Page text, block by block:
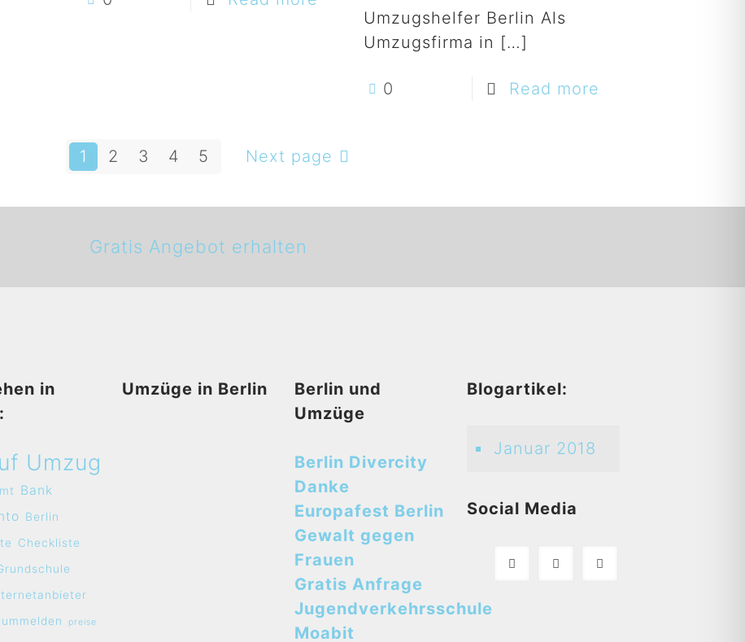
Umzugshelfer Berlin Als
Umzugsfirma in […]
0 Read more
1 2 3 4 5 Next page
Gratis Angebot erhalten
in
Umzug
Bank
Berlin
Checkliste
preise
Umzüge in Berlin
Berlin und
Umzüge
Berlin Divercity
Danke
Europafest Berlin
Gewalt gegen
Frauen
Gratis Anfrage
Jugendverkehrsschule
Moabit
Blogartikel:
Januar 2018
Social Media